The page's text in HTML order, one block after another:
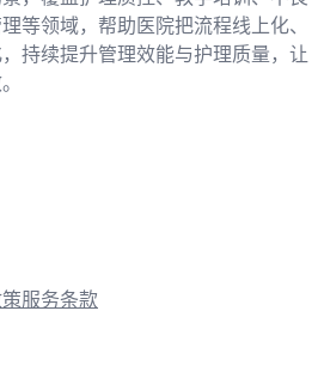
等领域，帮助医院把流程线上化、
持续提升管理效能与护理质量，让
服务条款